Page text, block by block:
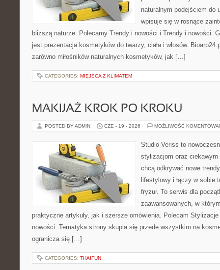
naturalnym podejściem do
wpisuje się w rosnące
bliższą naturze. Polecamy Trendy i nowości i Trendy i nowości.
jest prezentacja kosmetyków do twarzy, ciała i włosów.
zarówno miłośników naturalnych kosmetyków, jak […]
CATEGORIES: MIEJSCA Z KLIMATEM
MAKIJAŻ KROK PO KROKU
POSTED BY ADMIN CZE - 19 - 2026 MOŻLIWOŚĆ
Studio Veriss to
stylizacjom oraz ciekawym
chcą odkrywać nowe
lifestylowy i łączy w
fryzur. To serwis dla
zaawansowanych, w
praktyczne artykuły, jak i szersze omówienia. Polecam
nowości. Tematyka strony skupia się przede wszystkim na
ogranicza się […]
CATEGORIES: THAIFUN